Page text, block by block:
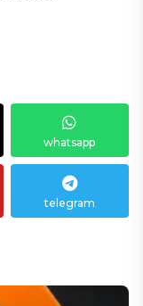
whatsapp
telegram